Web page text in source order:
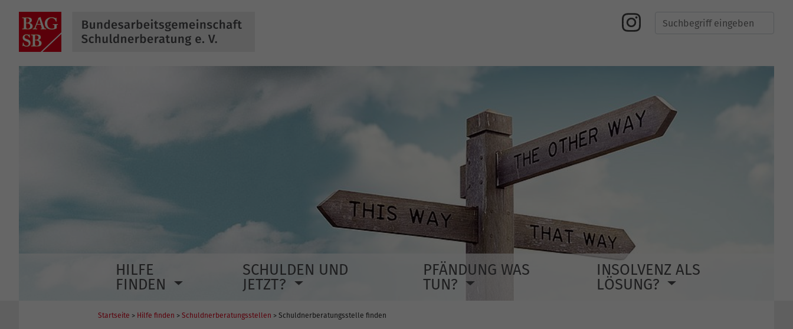
HILFE
FINDEN
SCHULDEN UND
JETZT?
PFÄNDUNG WAS
TUN?
INSOLVENZ ALS
LÖSUNG?
Startseite > Hilfe finden >Schuldnerberatungsstellen > Schuldnerberatungsstelle finden